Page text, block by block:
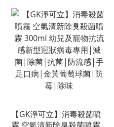
【GK淨可立】消毒殺菌噴